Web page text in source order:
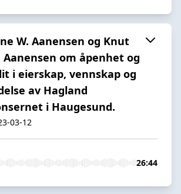
W. Aanensen og Knut
Aanensen om åpenhet og
i eierskap, vennskap og
av Hagland
i Haugesund.
03-12
26:44